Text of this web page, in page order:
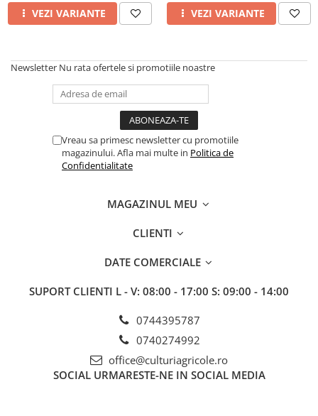
Fungicide
Insecticide
Fertilizanți foliari
Fungicide
Insecticide
Tratament semințe
CONIFERE
Fertilizanți foliari
Insecticide
CUCURBITACEE
Insecticide
Tratament semințe
VEZI VARIANTE VEZI VARIANTE
Newsletter Nu rata ofertele si promotiile noastre
Vreau sa primesc newsletter cu promotiile
magazinului. Afla mai multe in Politica de
Confidentialitate
MAGAZINUL MEU
CLIENTI
DATE COMERCIALE
SUPORT CLIENTI L - V: 08:00 - 17:00 S: 09:00 - 14:00
0744395787
0740274992
office@culturiagricole.ro
SOCIAL URMARESTE-NE IN SOCIAL MEDIA